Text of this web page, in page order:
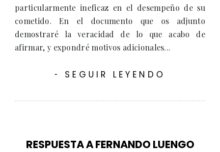
particularmente ineficaz en el desempeño de su
cometido. En el documento que os adjunto
demostraré la veracidad de lo que acabo de
afirmar, y expondré motivos adicionales...
- SEGUIR LEYENDO
RESPUESTA A FERNANDO LUENGO